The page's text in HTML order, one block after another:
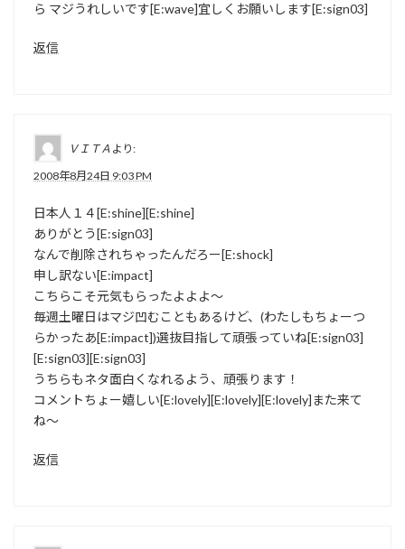
ら マジうれしいです[E:wave]宜しくお願いします[E:sign03]
返信
ＶＩＴＡ より:
2008年8月24日 9:03 PM
日本人１４[E:shine][E:shine]
ありがとう[E:sign03]
なんで削除されちゃったんだろー[E:shock]
申し訳ない[E:impact]
こちらこそ元気もらったよよよ～
毎週土曜日はマジ凹むこともあるけど、(わたしもちょーつ
らかったあ[E:impact])選抜目指して頑張っていね[E:sign03]
[E:sign03][E:sign03]
うちらもネタ面白くなれるよう、頑張ります！
コメントちょー嬉しい[E:lovely][E:lovely][E:lovely]また来て
ね～
返信